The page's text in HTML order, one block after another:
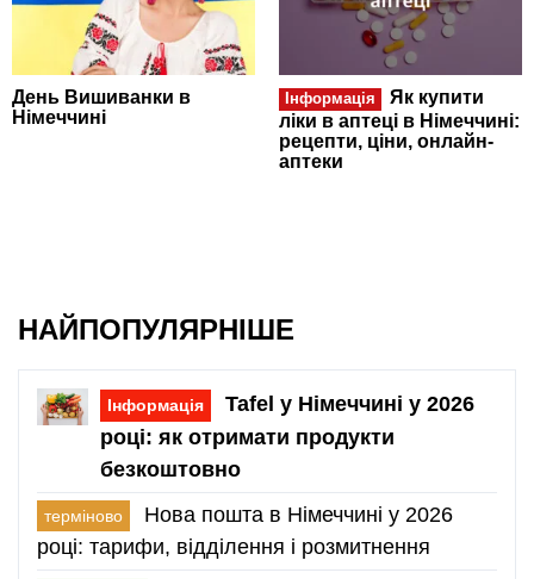
День Вишиванки в
Німеччині
Інформація
Як купити
ліки в аптеці в Німеччині:
рецепти, ціни, онлайн-
аптеки
НАЙПОПУЛЯРНІШЕ
Інформація
Tafel у Німеччині у 2026
році: як отримати продукти
безкоштовно
терміново
Нова пошта в Німеччині у 2026
році: тарифи, відділення і розмитнення